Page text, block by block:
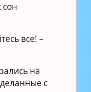
сон
все! –
на
с